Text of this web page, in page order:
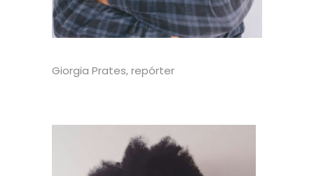
Giorgia Prates, repórter